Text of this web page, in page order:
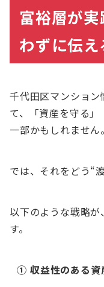
富裕層が
わずに伝
千代田区マンショ
て、「資産を守る
一部かもしれません。
では、それをどう“
以下のような戦略
す。
① 収益性のある資